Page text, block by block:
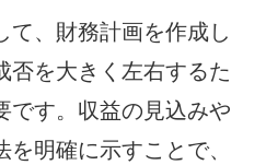
、財務計画を作成し
否を大きく左右するた
です。収益の見込みや
明確に示すことで、